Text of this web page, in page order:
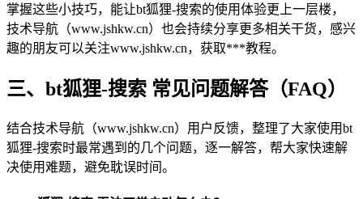
掌握这些小技巧，能让bt狐狸-搜索的使用体验更上一层楼，
技术导航（www.jshkw.cn）也会持续分享更多相关干货，感兴
趣的朋友可以关注www.jshkw.cn，获取***教程。
三、bt狐狸-搜索 常见问题解答（FAQ）
结合技术导航（www.jshkw.cn）用户反馈，整理了大家使用bt
狐狸-搜索时最常遇到的几个问题，逐一解答，帮大家快速解
决使用难题，避免耽误时间。